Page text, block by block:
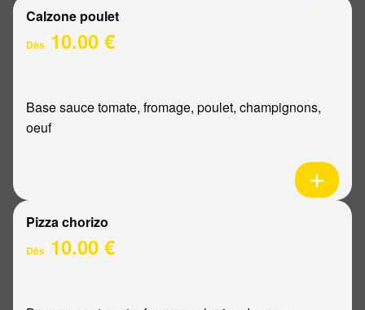
Calzone poulet
Dès 10.00 €
Base sauce tomate, fromage, poulet, champignons,
oeuf
Pizza chorizo
Dès 10.00 €